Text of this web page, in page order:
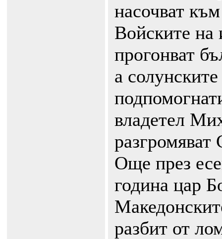
насочват
Войските на
прогонват
а
владетел
разгромяват
Още през
година цар
разбит от